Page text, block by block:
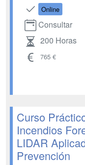
Online
Consultar
200 Horas
765 €
Curso
Incendios
LIDAR
Prevención